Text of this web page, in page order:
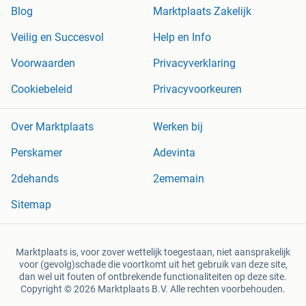
Blog
Marktplaats Zakelijk
Veilig en Succesvol
Help en Info
Voorwaarden
Privacyverklaring
Cookiebeleid
Privacyvoorkeuren
Over Marktplaats
Werken bij
Perskamer
Adevinta
2dehands
2ememain
Sitemap
Marktplaats is, voor zover wettelijk toegestaan, niet aansprakelijk
voor (gevolg)schade die voortkomt uit het gebruik van deze site,
dan wel uit fouten of ontbrekende functionaliteiten op deze site.
Copyright © 2026 Marktplaats B.V. Alle rechten voorbehouden.